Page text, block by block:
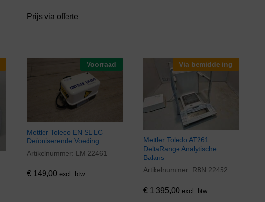
Prijs via offerte
Voorraad
Mettler Toledo EN SL LC
Deïoniserende Voeding
Artikelnummer: LM 22461
€149,00 excl. btw
€149,00
Via bemiddeling
Mettler Toledo AT261
DeltaRange Analytische
Balans
Artikelnummer: RBN 22452
€1.395,00 excl. btw
€1.395,00